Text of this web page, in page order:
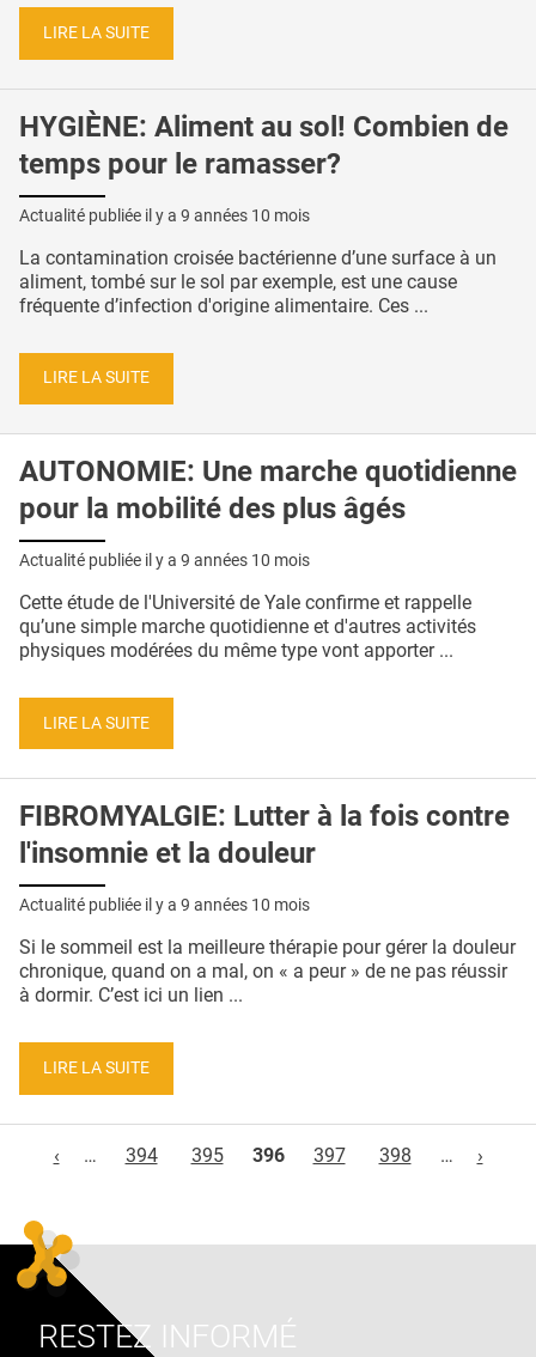
LIRE LA SUITE
HYGIÈNE: Aliment au sol! Combien de
temps pour le ramasser?
Actualité publiée il y a 9 années 10 mois
La contamination croisée bactérienne d’une surface à un
aliment, tombé sur le sol par exemple, est une cause
fréquente d’infection d'origine alimentaire. Ces ...
LIRE LA SUITE
AUTONOMIE: Une marche quotidienne
pour la mobilité des plus âgés
Actualité publiée il y a 9 années 10 mois
Cette étude de l'Université de Yale confirme et rappelle
qu’une simple marche quotidienne et d'autres activités
physiques modérées du même type vont apporter ...
LIRE LA SUITE
FIBROMYALGIE: Lutter à la fois contre
l'insomnie et la douleur
Actualité publiée il y a 9 années 10 mois
Si le sommeil est la meilleure thérapie pour gérer la douleur
chronique, quand on a mal, on « a peur » de ne pas réussir
à dormir. C’est ici un lien ...
LIRE LA SUITE
‹
… 394 395 396 397 398 … ›
RESTEZ INFORMÉ